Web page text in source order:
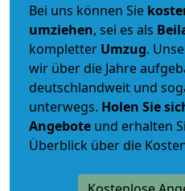
Bei uns können Sie
umziehen, sei es als
kompletter Umzug.
wir über die Jahre
deutschlandweit und
unterwegs. Holen Sie
Angebote und erhalten
Überblick über die